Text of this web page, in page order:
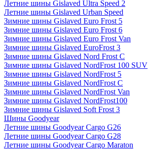
Летние шины Gislaved Ultra Speed 2
Летние шины Gislaved Urban Speed
Зимние шины Gislaved Euro Frost 5
Зимние шины Gislaved Euro Frost 6
Зимние шины Gislaved Euro Frost Van
Зимние шины Gislaved EuroFrost 3
Зимние шины Gislaved Nord Frost C
Зимние шины Gislaved NordFrost 100 SUV
Зимние шины Gislaved NordFrost 5
Зимние шины Gislaved NordFrost C
Зимние шины Gislaved NordFrost Van
Зимние шины Gislaved NordFrost100
Зимние шины Gislaved Soft Frost 3
Шины Goodyear
Летние шины Goodyear Cargo G26
Летние шины Goodyear Cargo G28
Летние шины Goodyear Cargo Maraton